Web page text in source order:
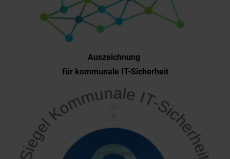
Auszeichnung
für kommunale IT-Sicherheit